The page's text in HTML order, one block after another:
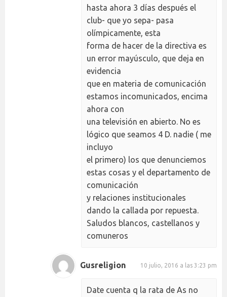
hasta ahora 3 días después el
club- que yo sepa- pasa
olímpicamente, esta
forma de hacer de la directiva es
un error mayúsculo, que deja en
evidencia
que en materia de comunicación
estamos incomunicados, encima
ahora con
una televisión en abierto. No es
lógico que seamos 4 D. nadie ( me
incluyo
el primero) los que denunciemos
estas cosas y el departamento de
comunicación
y relaciones institucionales
dando la callada por repuesta.
Saludos blancos, castellanos y
comuneros
Gusreligion 10 julio, 2016 a las 3:23 pm
Date cuenta q la rata de As no